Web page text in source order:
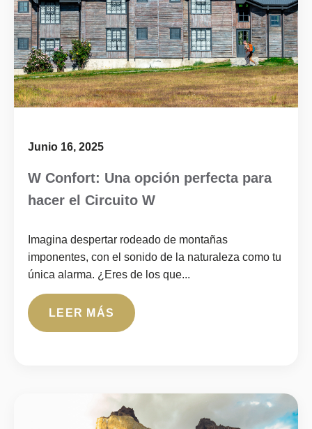
Junio 16, 2025
W Confort: Una opción perfecta para
hacer el Circuito W
Imagina despertar rodeado de montañas
imponentes, con el sonido de la naturaleza como tu
única alarma. ¿Eres de los que...
LEER MÁS